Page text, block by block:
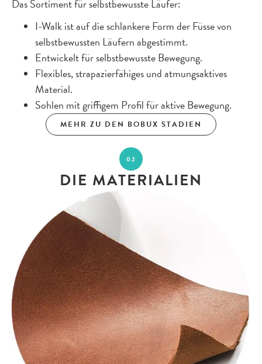
Das Sortiment für selbstbewusste Läufer:
I-Walk ist auf die schlankere Form der Füsse von
selbstbewussten Läufern abgestimmt.
Entwickelt für selbstbewusste Bewegung.
Flexibles, strapazierfähiges und atmungsaktives
Material.
Sohlen mit griffigem Profil für aktive Bewegung.
MEHR ZU DEN BOBUX STADIEN
02
DIE MATERIALIEN